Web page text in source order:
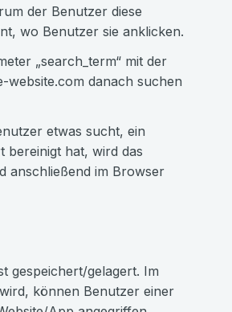
der Benutzer diese
wo Benutzer sie anklicken.
„search_term“ mit der
website.com danach suchen
etwas sucht, ein
bereinigt hat, wird das
anschließend im Browser
gespeichert/gelagert. Im
können Benutzer einer